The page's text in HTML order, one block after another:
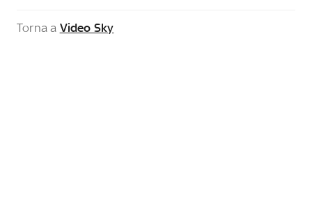
Torna a Video Sky